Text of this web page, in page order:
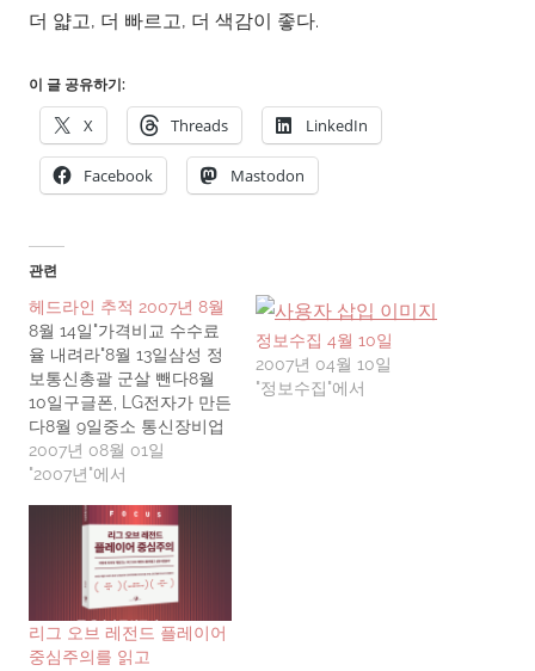
더 얇고, 더 빠르고, 더 색감이 좋다.
이 글 공유하기:
X Threads LinkedIn
Facebook Mastodon
관련
헤드라인 추적 2007년 8월
8월 14일"가격비교 수수료
율 내려라"8월 13일삼성 정
보통신총괄 군살 뺀다8월
10일구글폰, LG전자가 만든
다8월 9일중소 통신장비업
체-네트워크조합 해외시장
직접 진출8월 8일사상 최대
젝트 내달 '시동'8월 7일케
이블TV 디지털전환 지연
벼랑에 선 장비·솔루션업체
8월 6일거대 중국 자본 '한
국게임 사냥'8월 3일가전유
통 오픈마켓 비중 '쑥쑥'8월
2일불법 도박사이트 또다시
2007년 08월 01일
"2007년"에서
정보수집 4월 10일
2007년 04월 10일
"정보수집"에서
리그 오브 레전드 플레이어
중심주의를 읽고